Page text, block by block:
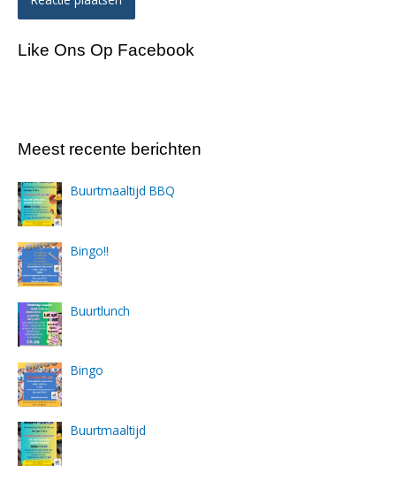
Like Ons Op Facebook
Meest recente berichten
Buurtmaaltijd BBQ
Bingo!!
Buurtlunch
Bingo
Buurtmaaltijd